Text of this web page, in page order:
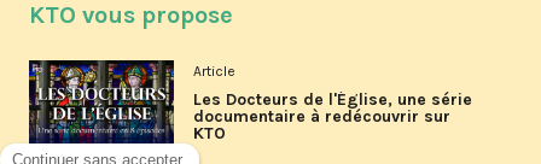
KTO vous propose
Article
Les Docteurs de l'Église, une série
documentaire à redécouvrir sur
KTO